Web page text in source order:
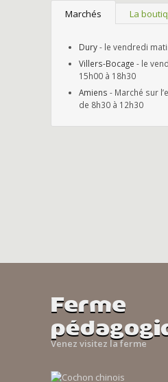
Marchés La
Dury- le vendredi
Villers-Bocage - le
15h00 à 18h30
Amiens - Marché sur
de 8h30 à 12h30
Ferme
Venez visitez la ferme